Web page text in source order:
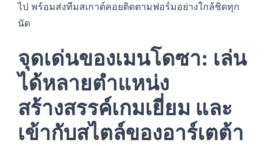
ไป พร้อมส่งทีมสเกาต์คอยติดตามฟอร์มอย่างใกล้ชิดทุก
นัด
จุดเด่นของเมนโดซา: เล่น
ได้หลายตำแหน่ง
สร้างสรรค์เกมเยี่ยม และ
เข้ากับสไตล์ของอาร์เตต้า